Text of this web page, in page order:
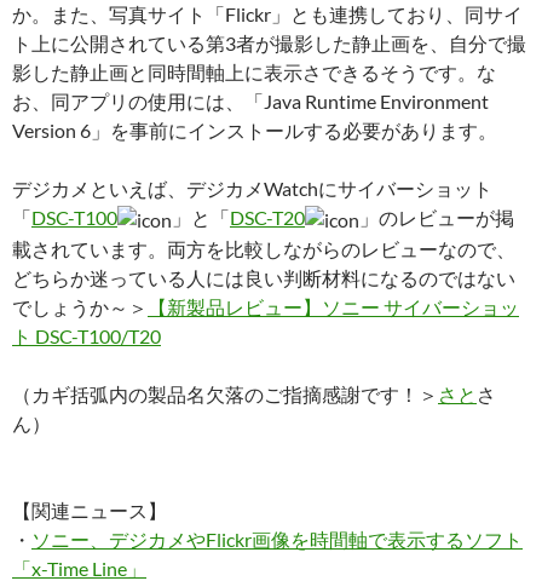
か。また、写真サイト「Flickr」とも連携しており、同サイ
ト上に公開されている第3者が撮影した静止画を、自分で撮
影した静止画と同時間軸上に表示さできるそうです。な
お、同アプリの使用には、「Java Runtime Environment
Version 6」を事前にインストールする必要があります。
デジカメといえば、デジカメWatchにサイバーショット
「DSC-T100 」と「DSC-T20
」のレビューが掲
載されています。両方を比較しながらのレビューなので、
どちらか迷っている人には良い判断材料になるのではない
でしょうか～＞
【新製品レビュー】ソニー サイバーショッ
ト DSC-T100/T20
（カギ括弧内の製品名欠落のご指摘感謝です！＞ さと さ
ん）
【関連ニュース】
・ ソニー、デジカメやFlickr画像を時間軸で表示するソフト
「x-Time Line」